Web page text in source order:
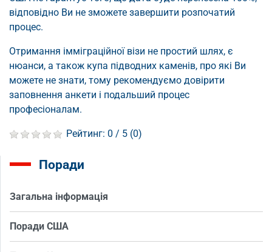
відповідно Ви не зможете завершити розпочатий
процес.
Отримання імміграційної візи не простий шлях, є
нюанси, а також купа підводних каменів, про які Ви
можете не знати, тому рекомендуємо довірити
заповнення анкети і подальший процес
професіоналам.
Рейтинг: 0 / 5 (0)
Поради
Загальна інформація
Поради США